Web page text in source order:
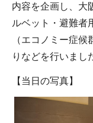
内容を企画し、大
ルベット・避難者
（エコノミー症
りなどを行いまし
【当日の写真】